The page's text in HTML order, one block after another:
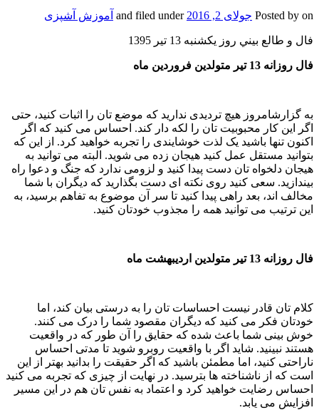
Posted by on جولای 2, 2016 and filed under آموزش آشپزی
فال و طالع بيني روز يکشنبه 13 تير 1395
فال روزانه 13 تیر متولدین فروردین ماه
به گزارشامروز هیچ تردیدی ندارید که موضع تان را اثبات کنید، حتی
اگر این کار محبوبیت تان را لکه دار کند. احساس می کنید که اگر
اکنون تنها باشید یک لذت خوشایندی را تجربه خواهید کرد. از این که
بتوانید مستقل عمل کنید هیجان زده می شوید. البته می توانید به
هیجان دلخواه تان دست پیدا کنید و لزومی ندارد که جنگ و دعوا راه
بیندازید. سعی کنید روی نکته ای دست بگذارید که دیگران با شما
مخالف اند، بعد راهی پیدا کنید تا سر آن موضوع به تفاهم برسید، به
این ترتیب می توانید همه را مجذوب خودتان کنید.
فال روزانه 13 تیر متولدین اردیبهشت ماه
کلام تان قادر نیست احساسات تان را به درستی بیان کند، اما
خودتان فکر می کنید که دیگران مقصود شما را درک می کنند.
خوش بینی شما باعث شده که حقایق را آن طور که در واقعیت
هستند نبینید. شاید اگر با واقعیت روبرو شوید تا مدتی احساس
ناراحتی کنید، اما مطمئن باشید که اگر حقیقت را بدانید بهتر از این
است که از ناشناخته ها بترسید. در نهایت از چیزی که تجربه می کنید
احساس رضایت خواهید کرد و اعتماد به نفس تان هم در این مسیر
افزایش می یابد.